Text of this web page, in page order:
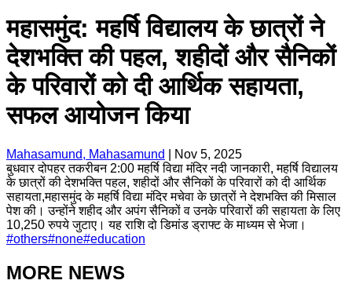
महासमुंद: महर्षि विद्यालय के छात्रों ने
देशभक्ति की पहल, शहीदों और सैनिकों
के परिवारों को दी आर्थिक सहायता,
सफल आयोजन किया
Mahasamund, Mahasamund
Nov 5, 2025
बुधवार दोपहर तकरीबन 2:00 महर्षि विद्या मंदिर नदी जानकारी, महर्षि विद्यालय
के छात्रों की देशभक्ति पहल, शहीदों और सैनिकों के परिवारों को दी आर्थिक
सहायता,महासमुंद के महर्षि विद्या मंदिर मचेवा के छात्रों ने देशभक्ति की मिसाल
पेश की। उन्होंने शहीद और अपंग सैनिकों व उनके परिवारों की सहायता के लिए
10,250 रुपये जुटाए। यह राशि दो डिमांड ड्राफ्ट के माध्यम से भेजा।
#others#none#education
MORE NEWS